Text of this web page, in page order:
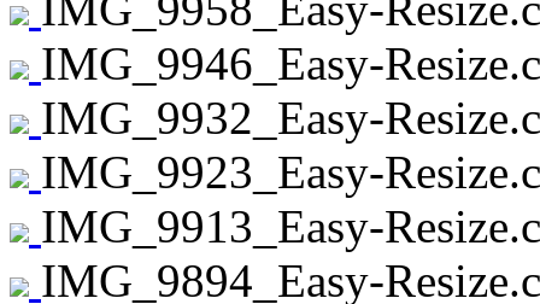
IMG_9946_Easy-
IMG_9932_Easy-
IMG_9923_Easy-
IMG_9913_Easy-
IMG_9894_Easy-